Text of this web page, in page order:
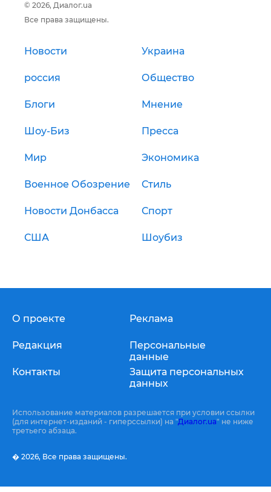
© 2026, Диалог.ua
Все права защищены.
Новости Украина
россия Общество
Блоги Мнение
Шоу-Биз Пресса
Мир Экономика
Военное Обозрение Стиль
Новости Донбасса Спорт
США Шоубиз
О проекте
Редакция
Контакты
Реклама
Персональные
данные
Защита персональных
данных
Использование материалов разрешается при условии ссылки
(для интернет-изданий - гиперссылки) на "Диалог.ua" не ниже
третьего абзаца.
� 2026, Все права защищены.